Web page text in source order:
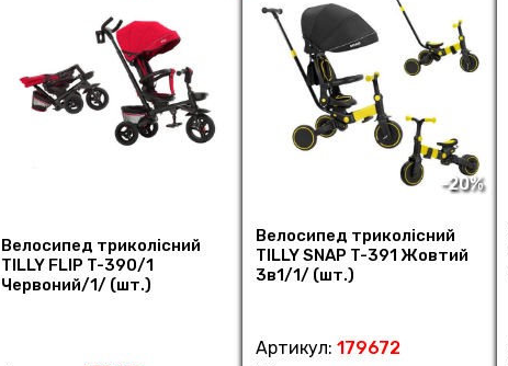
Велосипед триколісний
TILLY FLIP T-390/1
Червоний/1/ (шт.)
-20%
Велосипед триколісний
TILLY SNAP T-391 Жовтий
3в1/1/ (шт.)
Артикул: 179672